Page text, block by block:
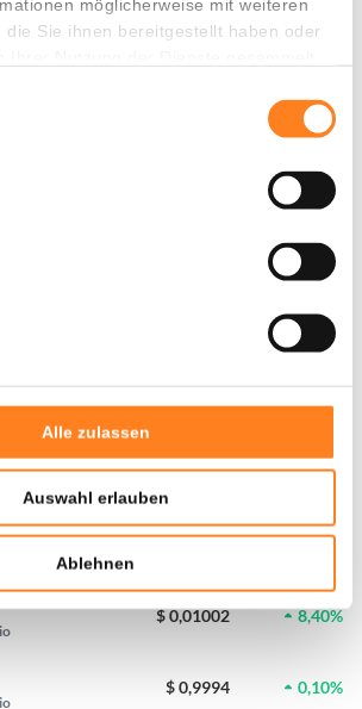
möglicherweise mit weiteren
die Sie ihnen bereitgestellt haben oder
Alle zulassen
Auswahl erlauben
Ablehnen
$ 358,11 1,60%
0,80%
2,00%
5,00%
0,90%
$ 0,001287 3,60%
$ 0,01004 13,60%
$ 0,9993 0,20%
$ 0,01002 8,40%
$ 0,9994 0,10%